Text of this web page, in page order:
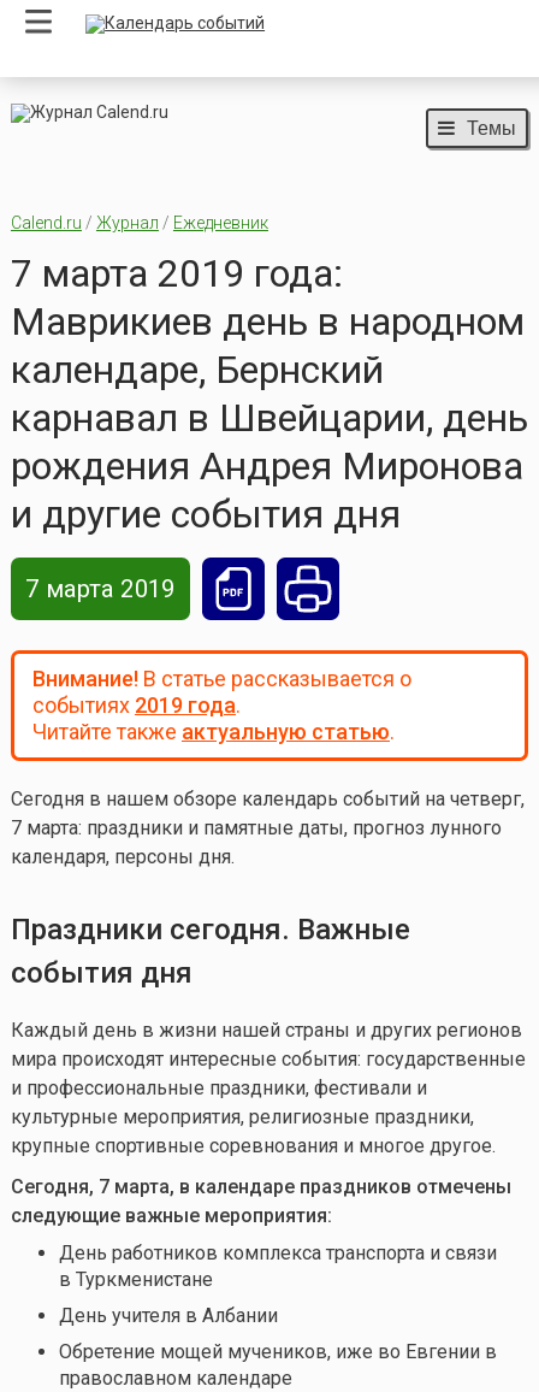
Темы
Calend.ru / Журнал / Ежедневник
7 марта 2019 года:
Маврикиев день в народном
календаре, Бернский
карнавал в Швейцарии, день
рождения Андрея Миронова
и другие события дня
7 марта 2019
Внимание!В статье рассказывается о
событиях 2019 года.
Читайте также актуальную статью.
Сегодня в нашем обзоре календарь событий на четверг,
7 марта: праздники и памятные даты, прогноз лунного
календаря, персоны дня.
Праздники сегодня. Важные
события дня
Каждый день в жизни нашей страны и других регионов
мира происходят интересные события: государственные
и профессиональные праздники, фестивали и
культурные мероприятия, религиозные праздники,
крупные спортивные соревнования и многое другое.
Сегодня, 7 марта, в календаре праздников отмечены
следующие важные мероприятия:
День работников комплекса транспорта и связи
в Туркменистане
День учителя в Албании
Обретение мощей мучеников, иже во Евгении в
православном календаре